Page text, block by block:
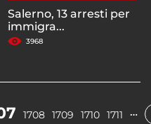
Salerno, 13 arresti per
immigra...
3968
1708 1709 1710 1711 …